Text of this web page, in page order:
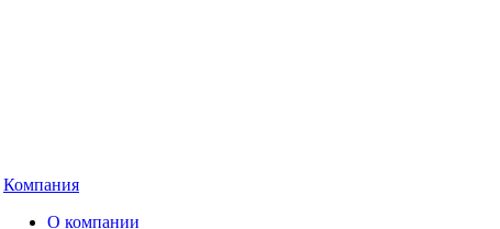
Компания
О компании